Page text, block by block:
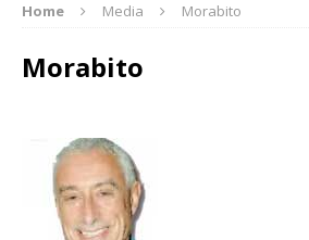
Home Media Morabito
Morabito